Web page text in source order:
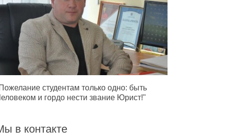
студентам только одно: быть
и гордо нести звание Юрист!"
в контакте